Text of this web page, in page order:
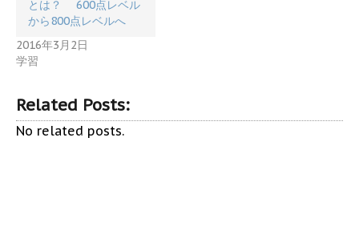
とは？ 600点レベル
から800点レベルへ
2016年3月2日
学習
Related Posts:
No related posts.